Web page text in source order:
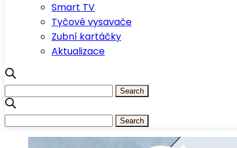
Smart TV
Tyčové vysavače
Zubní kartáčky
Aktualizace